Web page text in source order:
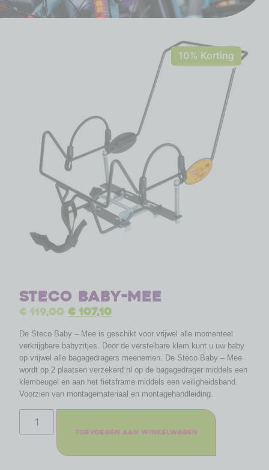
10% Korting
Steco Baby-Mee
€119,00 €107,10
De Steco Baby – Mee is geschikt voor vrijwel alle momenteel
verkrijgbare babyzitjes. Door de verstelbare klem kunt u uw baby
op vrijwel alle bagagedragers meenemen. De Steco Baby – Mee
wordt op 2 plaatsen verzekerd nl op de bagagedrager middels een
klembeugel en aan het fietsframe middels een veiligheidsband.
Voorzien van montagemateriaal en montagehandleiding.
Toevoegen aan winkelwagen